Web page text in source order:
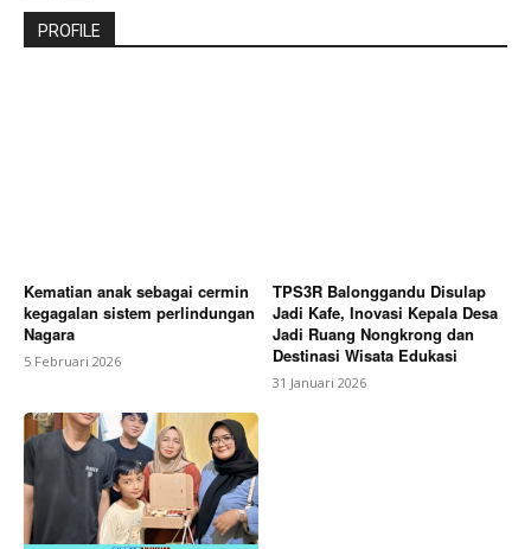
PROFILE
Kematian anak sebagai cermin
kegagalan sistem perlindungan
Nagara
5 Februari 2026
TPS3R Balonggandu Disulap
Jadi Kafe, Inovasi Kepala Desa
Jadi Ruang Nongkrong dan
Destinasi Wisata Edukasi
31 Januari 2026